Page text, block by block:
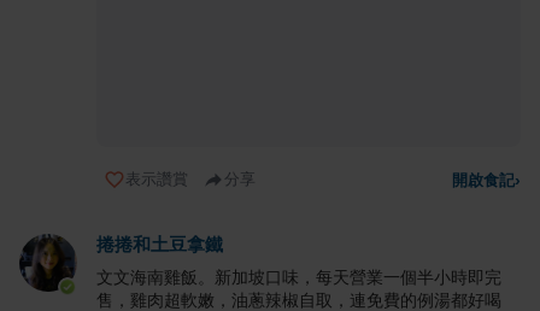
表示讚賞 分享 開啟食記›
捲捲和土豆拿鐵
文文海南雞飯。新加坡口味，每天營業一個半小時即完
售，雞肉超軟嫩，油蔥辣椒自取，連免費的例湯都好喝